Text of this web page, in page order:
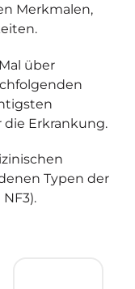
Merkmalen,
über
Erkrankung.
Typen der